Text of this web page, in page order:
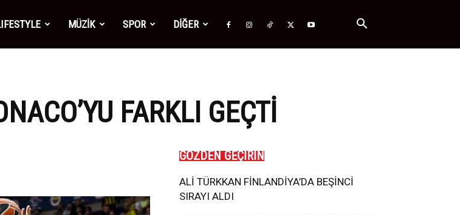
MÜZİK SPOR DİĞER
FARKLI GEÇTI
GÖZDEN GEÇİRİN
ALİ TÜRKKAN FİNLANDİYA’DA BEŞİNCİ
SIRAYI ALDI